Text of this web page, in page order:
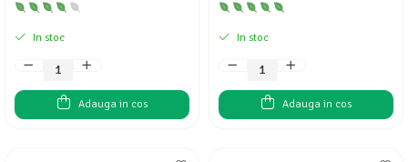
In stoc
Adauga in cos
In stoc
Adauga in cos